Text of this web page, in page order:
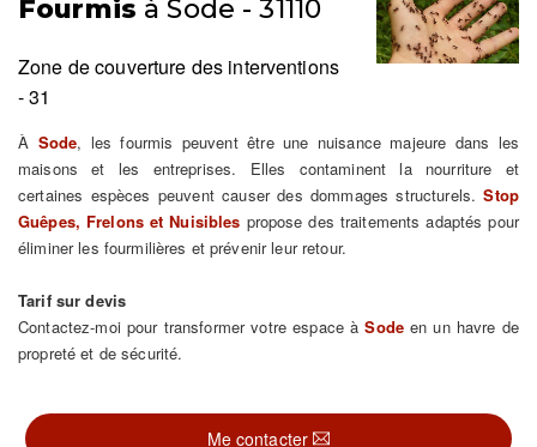
Fourmis à Sode - 31110
Zone de couverture des interventions
- 31
À Sode, les fourmis peuvent être une nuisance majeure dans les
maisons et les entreprises. Elles contaminent la nourriture et
certaines espèces peuvent causer des dommages structurels.Stop
Guêpes, Frelons et Nuisibles propose des traitements adaptés pour
éliminer les fourmilières et prévenir leur retour.
Tarif sur devis
Contactez-moi pour transformer votre espace àSodeen un havre de
propreté et de sécurité.
Me contacter